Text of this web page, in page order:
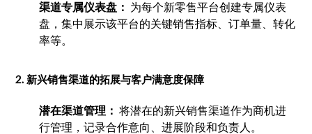
渠道专属仪表盘： 为每个新零售平台创建专属仪表
盘，集中展示该平台的关键销售指标、订单量、转化
率等。
2. 新兴销售渠道的拓展与客户满意度保障
潜在渠道管理： 将潜在的新兴销售渠道作为商机进
行管理，记录合作意向、进展阶段和负责人。